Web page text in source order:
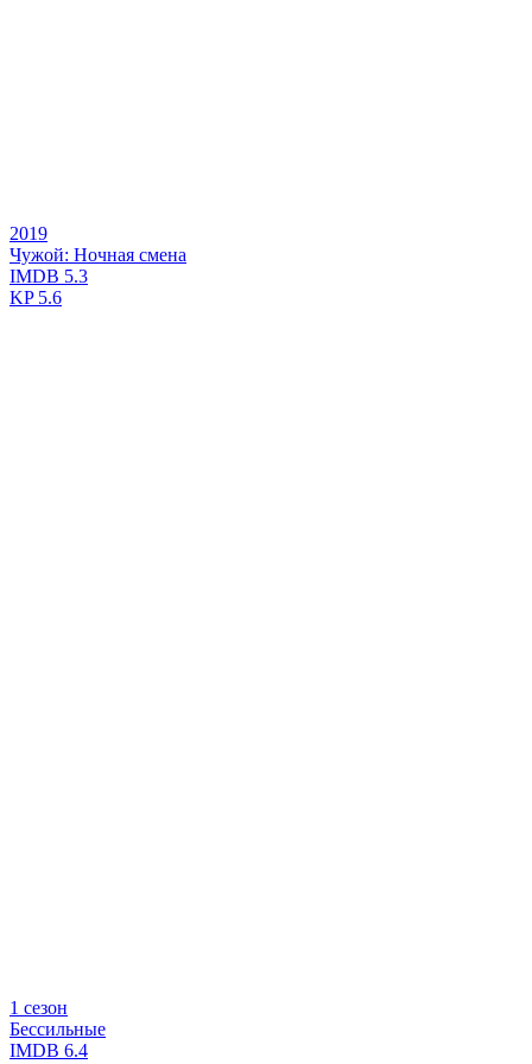
2019
Чужой: Ночная смена
IMDB 5.3
KP5.6
1 сезон
Бессильные
IMDB 6.4